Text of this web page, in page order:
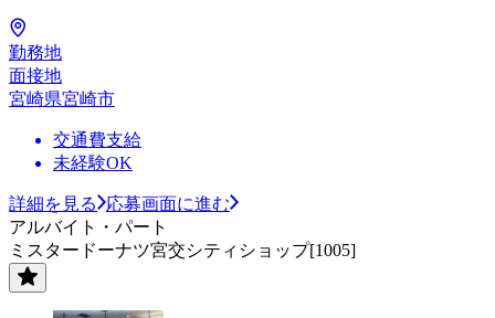
勤務地
面接地
宮崎県宮崎市
交通費支給
未経験OK
詳細を見る
応募画面に進む
アルバイト・パート
ミスタードーナツ宮交シティショップ[1005]